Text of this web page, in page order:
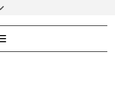
Toggle Navigation